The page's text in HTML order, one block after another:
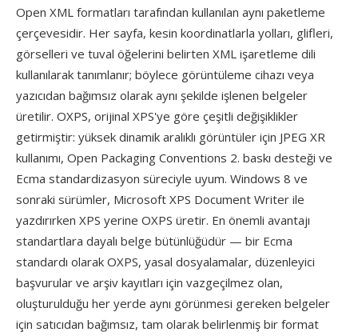
Open XML formatları tarafından kullanılan aynı paketleme
çerçevesidir. Her sayfa, kesin koordinatlarla yolları, glifleri,
görselleri ve tuval öğelerini belirten XML işaretleme dili
kullanılarak tanımlanır; böylece görüntüleme cihazı veya
yazıcıdan bağımsız olarak aynı şekilde işlenen belgeler
üretilir. OXPS, orijinal XPS'ye göre çeşitli değişiklikler
getirmiştir: yüksek dinamik aralıklı görüntüler için JPEG XR
kullanımı, Open Packaging Conventions 2. baskı desteği ve
Ecma standardizasyon süreciyle uyum. Windows 8 ve
sonraki sürümler, Microsoft XPS Document Writer ile
yazdırırken XPS yerine OXPS üretir. En önemli avantajı
standartlara dayalı belge bütünlüğüdür — bir Ecma
standardı olarak OXPS, yasal dosyalamalar, düzenleyici
başvurular ve arşiv kayıtları için vazgeçilmez olan,
oluşturulduğu her yerde aynı görünmesi gereken belgeler
için satıcıdan bağımsız, tam olarak belirlenmiş bir format